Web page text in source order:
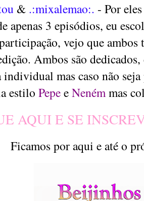
& .:mixalemao:. - Por
apenas 3 episódios, eu
vejo que
Ambos são
individual mas caso não
estiloPepeeNenémmas
AQUI E SE
Ficamos por aqui e até o